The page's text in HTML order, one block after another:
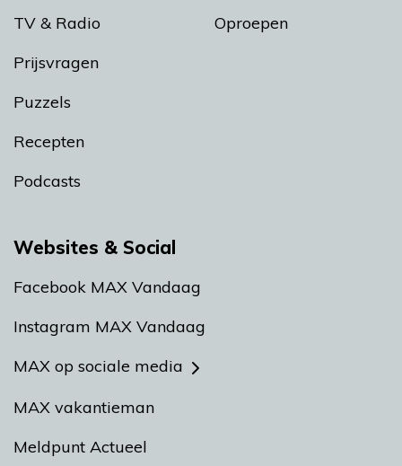
TV & Radio
Prijsvragen
Puzzels
Recepten
Podcasts
Oproepen
Websites & Social
Facebook MAX Vandaag
Instagram MAX Vandaag
MAX op sociale media
MAX vakantieman
Meldpunt Actueel